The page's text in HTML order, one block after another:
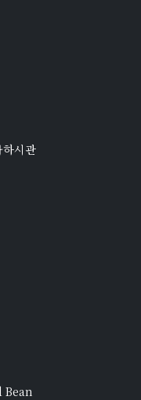
하시관
Bean